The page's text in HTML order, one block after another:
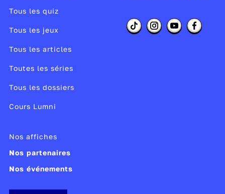
Tous les quiz
Tous les jeux
Tous les articles
Toutes les séries
Tous les dossiers
Cours Lumni
Nos affiches
Nos partenaires
Nos événements